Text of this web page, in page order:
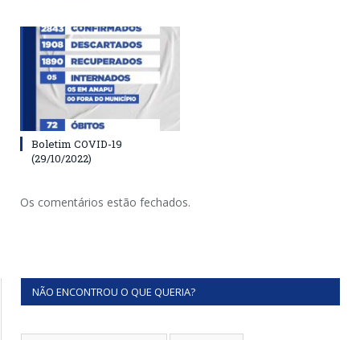
Boletim COVID-19
(29/10/2022)
Os comentários estão fechados.
NÃO ENCONTROU O QUE QUERIA?